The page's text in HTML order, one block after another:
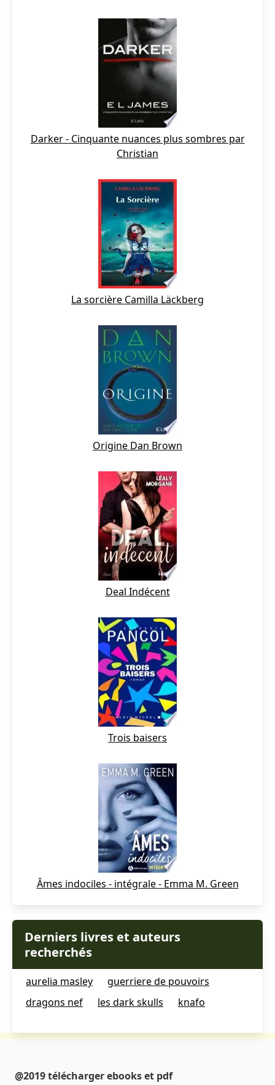
Darker - Cinquante nuances plus sombres par
Christian
La sorcière Camilla Läckberg
Origine Dan Brown
Deal Indécent
Trois baisers
Âmes indociles - intégrale - Emma M. Green
Derniers livres et auteurs
recherchés
aurelia masley
guerriere de pouvoirs
dragons nef
les dark skulls knafo
@2019 télécharger ebooks et pdf